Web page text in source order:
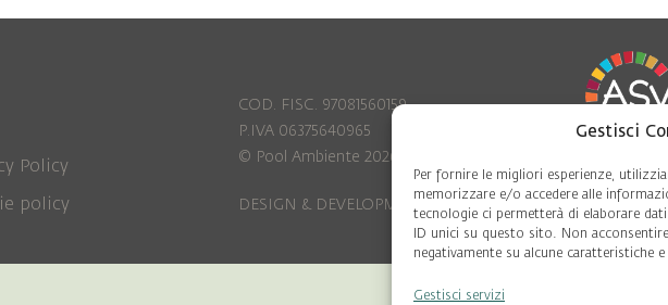
Gestisci
Per fornire le migliori esperienze,
memorizzare e/o accedere alle
tecnologie ci permetterà di elaborare
ID unici su questo sito. Non
negativamente su alcune caratteristiche
Gestisci servizi
Policy
policy
COD. FISC. 97081560159
P.IVA 06375640965
© Pool Ambiente 2026
DESIGN & DEVELOPMENT by Leftloft